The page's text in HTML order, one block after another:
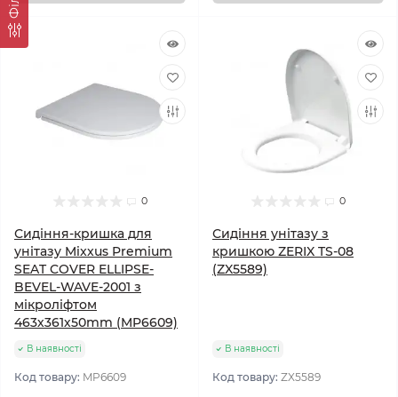
0
Сидіння-кришка для
унітазу Mixxus Premium
SEAT COVER ELLIPSE-
BEVEL-WAVE-2001 з
мікроліфтом
463х361х50mm (MP6609)
В наявності
Код товару: MP6609
0
Сидіння унітазу з
кришкою ZERIX TS-08
(ZX5589)
В наявності
Код товару: ZX5589